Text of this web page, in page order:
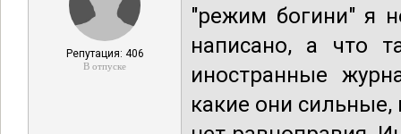
Репутация: 406
В отпуске
"режим богини" я
написано, а что
иностранные
какие они